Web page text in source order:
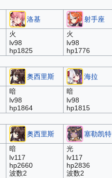
洛基 射手座
火
lv98
hp1825
火
lv98
hp1776
奥西里斯 海拉
暗
lv98
hp1864
暗
lv98
hp1815
奥西里斯 塞勒凯特
暗
lv117
hp2660
波数2
光
lv117
hp2836
波数2